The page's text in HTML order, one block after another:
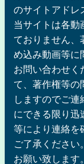
のサイトアドレ
当サイトは各動
ておりません、
め込み動画等に
お問い合わせく
て、著作権等の
しますのでご連
にできる限り迅
等により連絡を
ご了承くださ
お願い致します